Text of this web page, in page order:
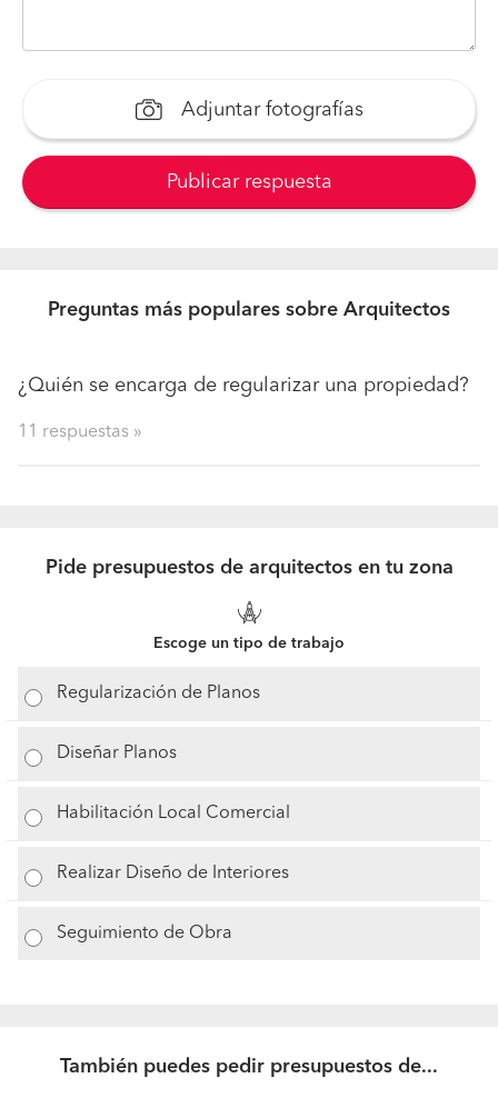
Adjuntar fotografías
Publicar respuesta
Preguntas más populares sobre Arquitectos
¿Quién se encarga de regularizar una propiedad?
11 respuestas »
Pide presupuestos de arquitectos en tu zona
Escoge un tipo de trabajo
Regularización de Planos
Diseñar Planos
Habilitación Local Comercial
Realizar Diseño de Interiores
Seguimiento de Obra
También puedes pedir presupuestos de...